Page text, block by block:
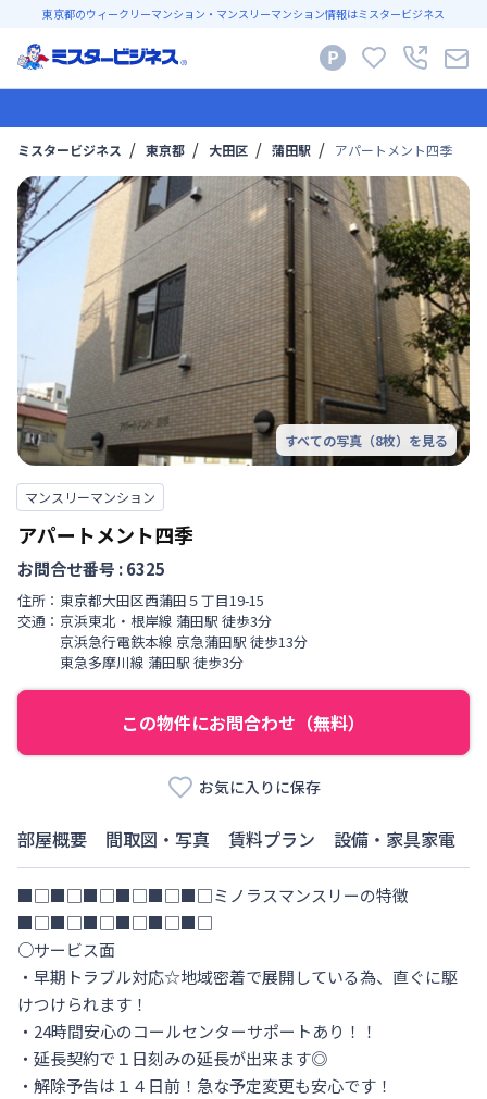
東京都のウィークリーマンション・マンスリーマンション情報はミスタービジネス
ミスタービジネス 東京都 大田区 蒲田駅 アパートメント四季
すべての写真（8枚）を見る
マンスリーマンション
アパートメント四季
お問合せ番号 :6325
住所： 東京都大田区西蒲田５丁目19-15
交通： 京浜東北・根岸線 蒲田駅 徒歩3分
京浜急行電鉄本線 京急蒲田駅 徒歩13分
東急多摩川線 蒲田駅 徒歩3分
この物件にお問合わせ（無料）
お気に入りに保存
部屋概要 間取図・写真 賃料プラン 設備・家具家電
■□■□■□■□■□■□ミノラスマンスリーの特徴
■□■□■□■□■□■□
○サービス面
・早期トラブル対応☆地域密着で展開している為、直ぐに駆
けつけられます！
・24時間安心のコールセンターサポートあり！！
・延長契約で１日刻みの延長が出来ます◎
・解除予告は１４日前！急な予定変更も安心です！